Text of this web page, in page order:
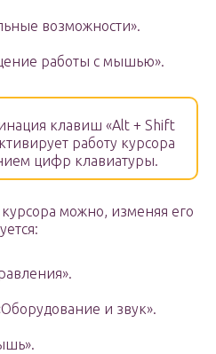
возможности».
работы с мышью».
клавиш «Alt + Shift
работу курсора
цифр клавиатуры.
можно, изменяя его
и звук».